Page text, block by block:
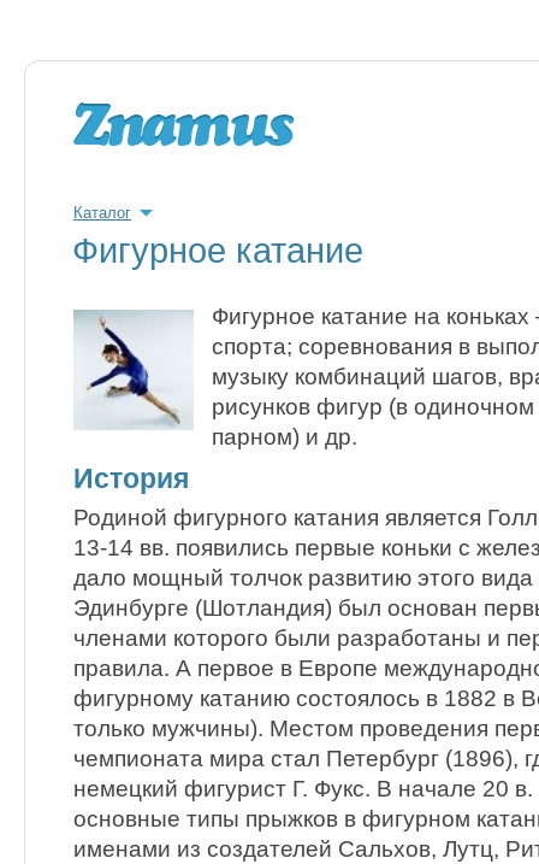
Каталог
Фигурное катание
Фигурное катание на
спорта; соревнования в
музыку комбинаций шагов,
рисунков фигур (в
парном) и др.
История
Родиной фигурного катания является
13-14 вв. появились первые коньки с
дало мощный толчок развитию этого
Эдинбурге (Шотландия) был основан
членами которого были разработаны и
правила. А первое в Европе
фигурному катанию состоялось в 1882 в
только мужчины). Местом проведения
чемпионата мира стал Петербург (1896),
немецкий фигурист Г. Фукс. В начале 20
основные типы прыжков в фигурном
именами из создателей Сальхов, Лутц,